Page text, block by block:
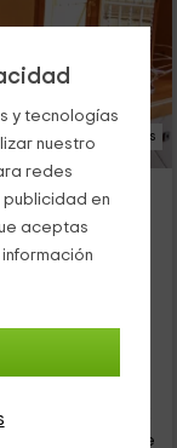
y tecnologías
nuestro
redes
en
aceptas
13 Fotos
persona y noche